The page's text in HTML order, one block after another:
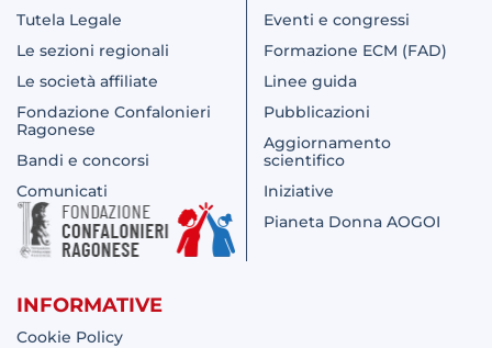
Tutela Legale
Le sezioni regionali
Le società affiliate
Fondazione Confalonieri
Ragonese
Bandi e concorsi
Comunicati
Eventi e congressi
Formazione ECM (FAD)
Linee guida
Pubblicazioni
Aggiornamento
scientifico
Iniziative
Pianeta Donna AOGOI
INFORMATIVE
Cookie Policy